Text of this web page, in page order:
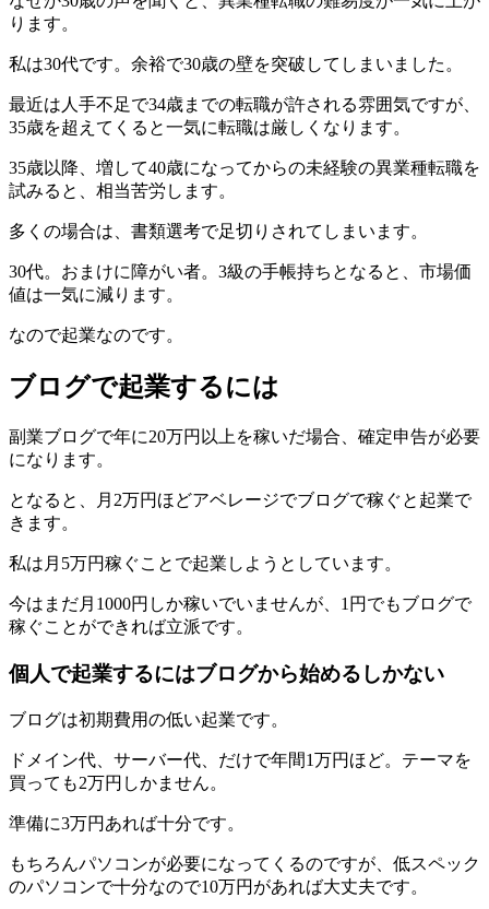
ります。
私は30代です。余裕で30歳の壁を突破してしまいました。
最近は人手不足で34歳までの転職が許される雰囲気ですが、
35歳を超えてくると一気に転職は厳しくなります。
35歳以降、増して40歳になってからの未経験の異業種転職を
試みると、相当苦労します。
多くの場合は、書類選考で足切りされてしまいます。
30代。おまけに障がい者。3級の手帳持ちとなると、市場価
値は一気に減ります。
なので起業なのです。
ブログで起業するには
副業ブログで年に20万円以上を稼いだ場合、確定申告が必要
になります。
となると、月2万円ほどアベレージでブログで稼ぐと起業で
きます。
私は月5万円稼ぐことで起業しようとしています。
今はまだ月1000円しか稼いでいませんが、1円でもブログで
稼ぐことができれば立派です。
個人で起業するにはブログから始めるしかない
ブログは初期費用の低い起業です。
ドメイン代、サーバー代、だけで年間1万円ほど。テーマを
買っても2万円しかません。
準備に3万円あれば十分です。
もちろんパソコンが必要になってくるのですが、低スペック
のパソコンで十分なので10万円があれば大丈夫です。